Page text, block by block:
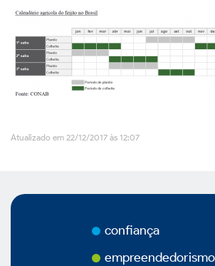
Fatores de Risco
M&A e Mercado de
Vídeos
Podcasts
Atualizado em 22/12/2017 às 12:07
confiança
empreendedorismo